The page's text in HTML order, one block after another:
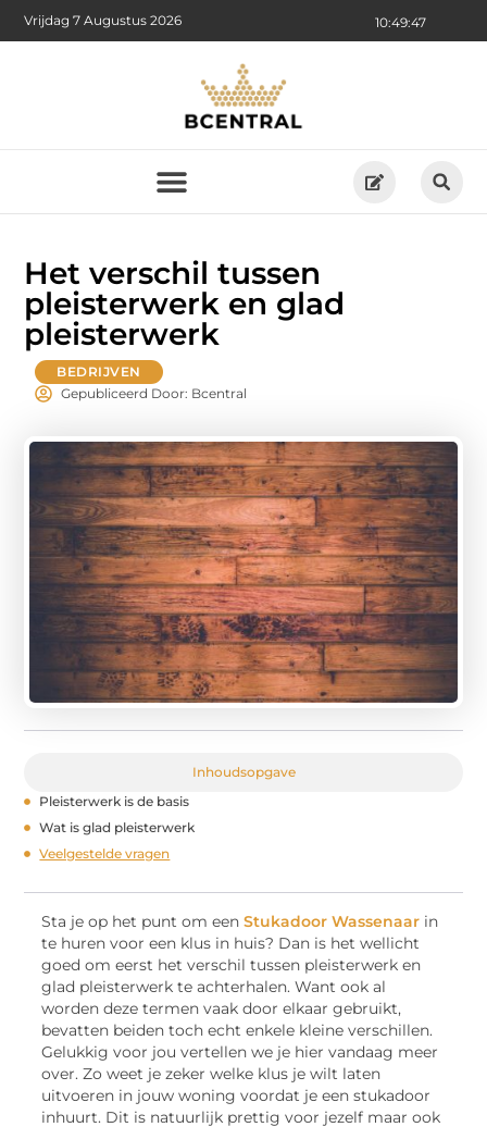
10:49:49
Vrijdag 7 Augustus 2026
Het verschil tussen
pleisterwerk en glad
pleisterwerk
BEDRIJVEN
Gepubliceerd Door: Bcentral
Inhoudsopgave
Pleisterwerk is de basis
Wat is glad pleisterwerk
Veelgestelde vragen
Sta je op het punt om een Stukadoor Wassenaar in
te huren voor een klus in huis? Dan is het wellicht
goed om eerst het verschil tussen pleisterwerk en
glad pleisterwerk te achterhalen. Want ook al
worden deze termen vaak door elkaar gebruikt,
bevatten beiden toch echt enkele kleine verschillen.
Gelukkig voor jou vertellen we je hier vandaag meer
over. Zo weet je zeker welke klus je wilt laten
uitvoeren in jouw woning voordat je een stukadoor
inhuurt. Dit is natuurlijk prettig voor jezelf maar ook